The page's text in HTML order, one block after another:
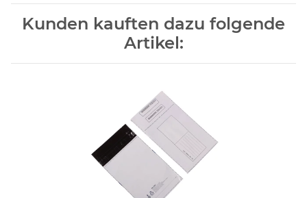
Kunden kauften dazu folgende
Artikel: